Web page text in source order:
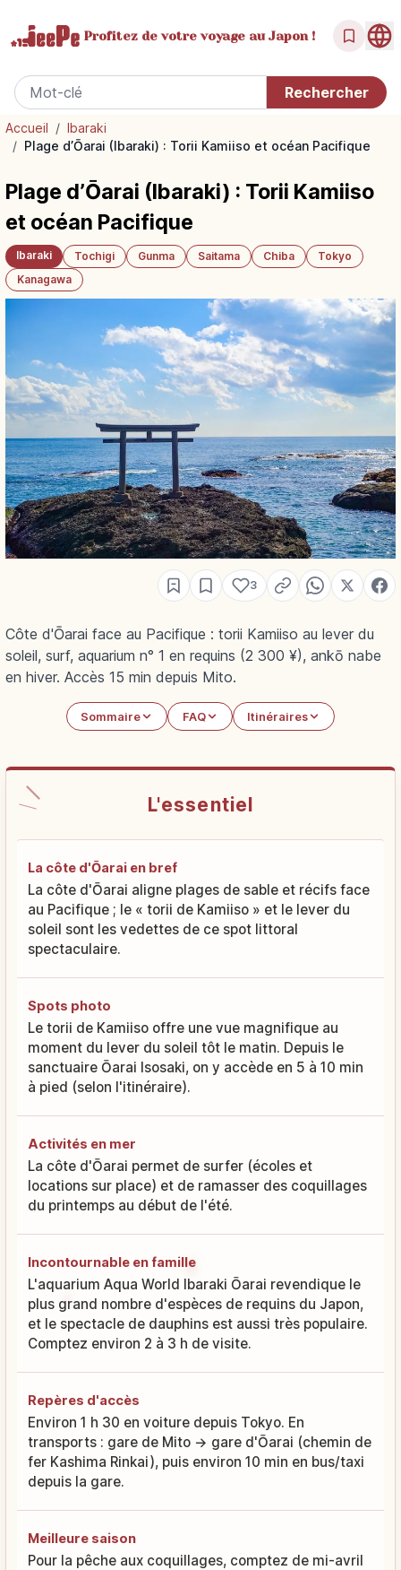
Profitez de votrevoyage au Japon !
Accueil / Ibaraki
/ Plage d’Ōarai (Ibaraki) : Torii Kamiiso et océan Pacifique
Plage d’Ōarai (Ibaraki) : Torii Kamiiso
et océan Pacifique
Ibaraki Tochigi Gunma Saitama Chiba
Tokyo
Kanagawa
3
Côte d'Ōarai face au Pacifique : torii Kamiiso au lever du
soleil, surf, aquarium n° 1 en requins (2 300 ¥), ankō nabe
en hiver. Accès 15 min depuis Mito.
Sommaire FAQ Itinéraires
L'essentiel
La côte d'Ōarai en bref
La côte d'Ōarai aligne plages de sable et récifs face
au Pacifique ; le « torii de Kamiiso » et le lever du
soleil sont les vedettes de ce spot littoral
spectaculaire.
Spots photo
Le torii de Kamiiso offre une vue magnifique au
moment du lever du soleil tôt le matin. Depuis le
sanctuaire Ōarai Isosaki, on y accède en 5 à 10 min
à pied (selon l'itinéraire).
Activités en mer
La côte d'Ōarai permet de surfer (écoles et
locations sur place) et de ramasser des coquillages
du printemps au début de l'été.
Incontournable en famille
L'aquarium Aqua World Ibaraki Ōarai revendique le
plus grand nombre d'espèces de requins du Japon,
et le spectacle de dauphins est aussi très populaire.
Comptez environ 2 à 3 h de visite.
Repères d'accès
Environ 1 h 30 en voiture depuis Tokyo. En
transports : gare de Mito → gare d'Ōarai (chemin de
fer Kashima Rinkai), puis environ 10 min en bus/taxi
depuis la gare.
Meilleure saison
Pour la pêche aux coquillages, comptez de mi-avril